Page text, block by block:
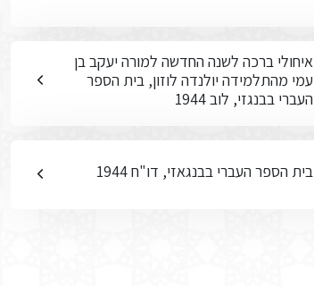
איחולי ברכה לשנה החדשה למורה יעקב בן
עמי מהתלמידה יולנדה לוזון, בית הספר
העברי בבנגזי, לוב 1944
בית הספר העברי בבנגאזי, דו"ח 1944